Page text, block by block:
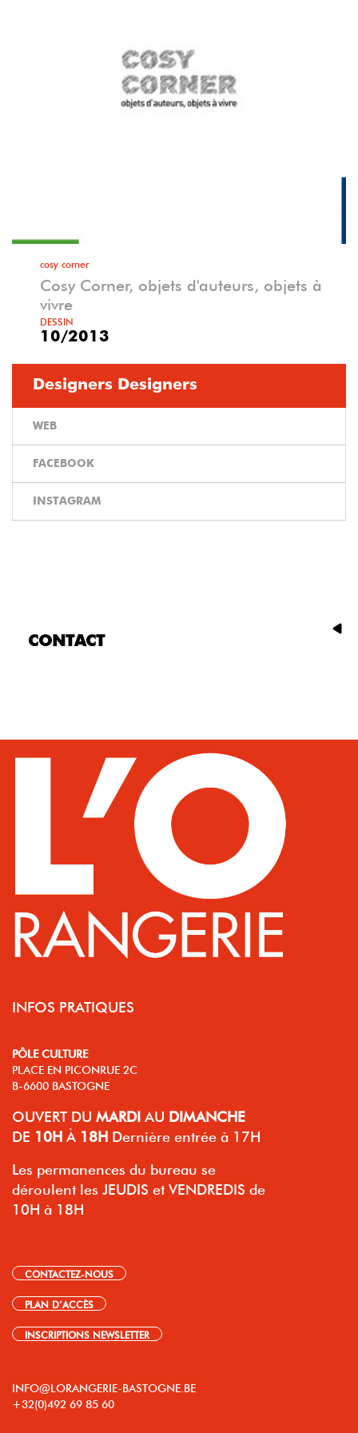
cosy corner
Cosy Corner, objets d'auteurs, objets à
vivre
DESSIN
10/2013
Designers Designers
WEB
FACEBOOK
INSTAGRAM
CONTACT
INFOS PRATIQUES
PÔLE CULTURE
PLACE EN PICONRUE 2C
B-6600 BASTOGNE
OUVERT DU MARDI AU DIMANCHE
DE 10H À 18H Dernière entrée à 17H
Les permanences du bureau se
déroulent les JEUDIS et VENDREDIS de
10H à 18H
CONTACTEZ-NOUS
PLAN D’ACCÈS
INSCRIPTIONS NEWSLETTER
INFO@LORANGERIE-BASTOGNE.BE
+32(0)492 69 85 60